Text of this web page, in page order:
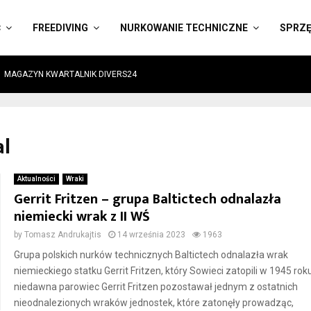
FREEDIVING NURKOWANIE TECHNICZNE
MAGAZYN KWARTALNIK DIVERS24
Aktualności Wraki
Gerrit Fritzen – grupa Baltictech odnalazła
niemiecki wrak z II WŚ
by Tomasz Andrukajtis 14 września 2023 1963
Grupa polskich nurków technicznych Baltictech odnalazła wrak
niemieckiego statku Gerrit Fritzen, który Sowieci zatopili w 1945
niedawna parowiec Gerrit Fritzen pozostawał jednym z ostatnich
nieodnalezionych wraków jednostek, które zatonęły prowadząc,